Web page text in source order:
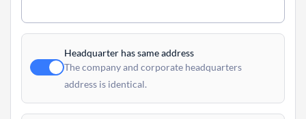
Headquarter has same address
The company and corporate headquarters
address is identical.